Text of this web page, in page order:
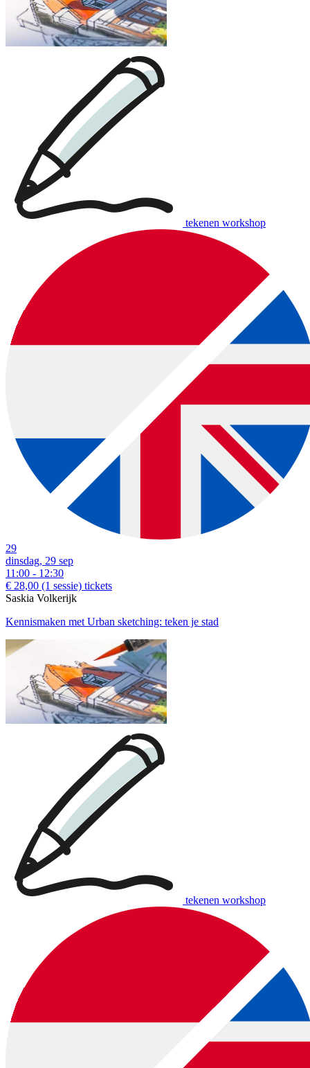
tekenen workshop
29
dinsdag, 29 sep
11:00 - 12:30
€ 28,00 (1 sessie) tickets
Saskia Volkerijk
Kennismaken met Urban sketching: teken je stad
tekenen workshop